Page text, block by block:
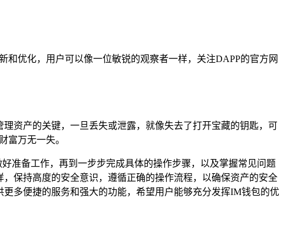
优化，用户可以像一位敏锐的观察者一样，关注DAPP的官方网
资产的关键，一旦丢失或泄露，就像失去了打开宝藏的钥匙，可
富万无一失。
准备工作，再到一步步完成具体的操作步骤，以及掌握常见问题
保持高度的安全意识，遵循正确的操作流程，以确保资产的安全
多便捷的服务和强大的功能，希望用户能够充分发挥IM钱包的优